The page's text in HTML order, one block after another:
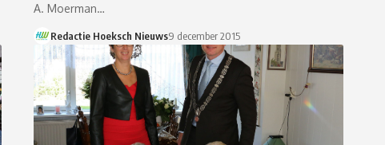
A. Moerman…
Redactie Hoeksch Nieuws9 december 2015